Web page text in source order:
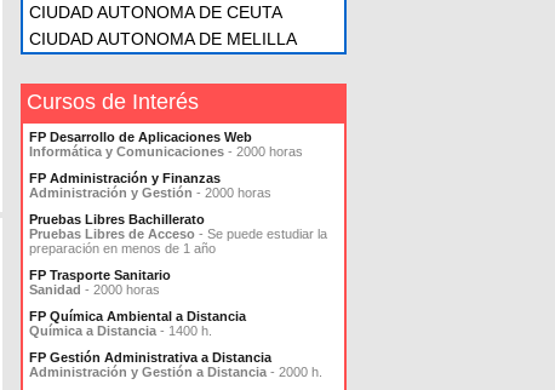
CIUDAD AUTONOMA DE CEUTA
CIUDAD AUTONOMA DE MELILLA
Cursos de Interés
FP Desarrollo de Aplicaciones Web
Informática y Comunicaciones - 2000 horas
FP Administración y Finanzas
Administración y Gestión - 2000 horas
Pruebas Libres Bachillerato
Pruebas Libres de Acceso - Se puede estudiar la
preparación en menos de 1 año
FP Trasporte Sanitario
Sanidad - 2000 horas
FP Química Ambiental a Distancia
Química a Distancia - 1400 h.
FP Gestión Administrativa a Distancia
Administración y Gestión a Distancia - 2000 h.